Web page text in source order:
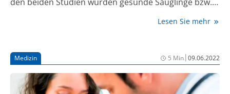
Konjugat-Impfstoff nach einem 2+1-Impfschema
und eine Impfstoffdosis im Kleinkindalter appliziert
wurden. Die Daten zu den beiden Studien PNEU-PED-
EU-1 (V114-025) und PNEU-PED-EU-2 (V114-026)
wurden auf der 40. Jahrestagung der European
Lesen Sie mehr
Medizin 5 Min|09.06.2022